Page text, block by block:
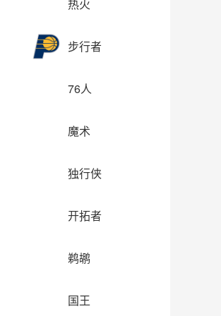
热火
步行者
76人
魔术
独行侠
开拓者
鹈鹕
国王